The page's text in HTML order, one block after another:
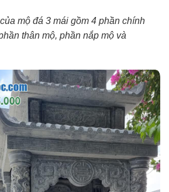
mộ đá 3 mái gồm 4 phần chính
thân mộ, phần nắp mộ và